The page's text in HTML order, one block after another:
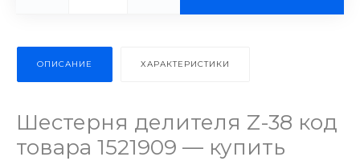
ОПИСАНИЕ ХАРАКТЕРИСТИКИ
Шестерня делителя Z-38 код
товара 1521909 — купить